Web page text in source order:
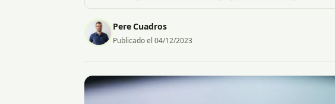
Pere Cuadros
Publicado el 04/12/2023